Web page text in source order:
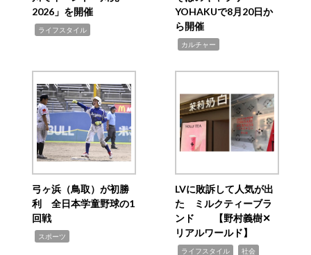
2026」を開催
ライフスタイル
YOHAKUで8月20日か
ら開催
カルチャー
弓ヶ浜（鳥取）が初勝
利 全日本学童野球の1
回戦
スポーツ
LVに敗訴して人気が出
た ミルクティーブラ
ンド 【野村義樹✕
リアルワールド】
ライフスタイル 社会